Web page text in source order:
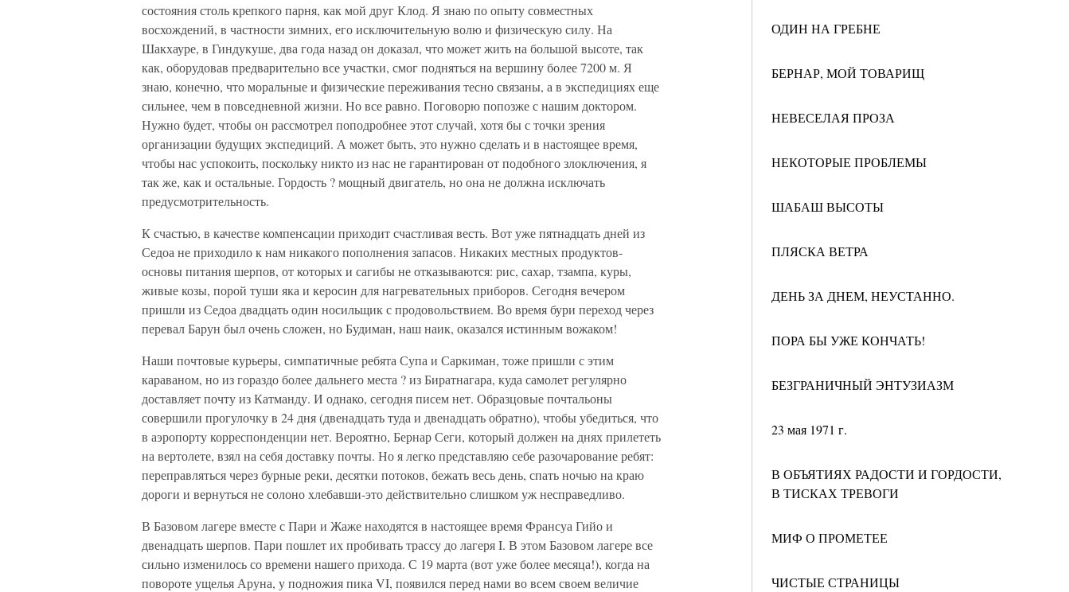
ОДИН НА ГРЕБНЕ
БЕРНАР, МОЙ ТОВАРИЩ
НЕВЕСЕЛАЯ ПРОЗА
НЕКОТОРЫЕ ПРОБЛЕМЫ
ШАБАШ ВЫСОТЫ
ПЛЯСКА ВЕТРА
ДЕНЬ ЗА ДНЕМ, НЕУСТАННО.
ПОРА БЫ УЖЕ КОНЧАТЬ!
БЕЗГРАНИЧНЫЙ ЭНТУЗИАЗМ
23 мая 1971 г.
В ОБЪЯТИЯХ РАДОСТИ И ГОРДОСТИ,
В ТИСКАХ ТРЕВОГИ
МИФ О ПРОМЕТЕЕ
ЧИСТЫЕ СТРАНИЦЫ
состояния столь крепкого парня, как мой друг Клод. Я знаю по опыту совместных
восхождений, в частности зимних, его исключительную волю и физическую силу. На
Шакхауре, в Гиндукуше, два года назад он доказал, что может жить на большой высоте, так
как, оборудовав предварительно все участки, смог подняться на вершину более 7200 м. Я
знаю, конечно, что моральные и физические переживания тесно связаны, а в экспедициях еще
сильнее, чем в повседневной жизни. Но все равно. Поговорю попозже с нашим доктором.
Нужно будет, чтобы он рассмотрел поподробнее этот случай, хотя бы с точки зрения
организации будущих экспедиций. А может быть, это нужно сделать и в настоящее время,
чтобы нас успокоить, поскольку никто из нас не гарантирован от подобного злоключения, я
так же, как и остальные. Гордость ? мощный двигатель, но она не должна исключать
предусмотрительность.
К счастью, в качестве компенсации приходит счастливая весть. Вот уже пятнадцать дней из
Седоа не приходило к нам никакого пополнения запасов. Никаких местных продуктов-
основы питания шерпов, от которых и сагибы не отказываются: рис, сахар, тзампа, куры,
живые козы, порой туши яка и керосин для нагревательных приборов. Сегодня вечером
пришли из Седоа двадцать один носильщик с продовольствием. Во время бури переход через
перевал Барун был очень сложен, но Будиман, наш наик, оказался истинным вожаком!
Наши почтовые курьеры, симпатичные ребята Супа и Саркиман, тоже пришли с этим
караваном, но из гораздо более дальнего места ? из Биратнагара, куда самолет регулярно
доставляет почту из Катманду. И однако, сегодня писем нет. Образцовые почтальоны
совершили прогулочку в 24 дня (двенадцать туда и двенадцать обратно), чтобы убедиться, что
в аэропорту корреспонденции нет. Вероятно, Бернар Сеги, который должен на днях прилететь
на вертолете, взял на себя доставку почты. Но я легко представляю себе разочарование ребят:
переправляться через бурные реки, десятки потоков, бежать весь день, спать ночью на краю
дороги и вернуться не солоно хлебавши-это действительно слишком уж несправедливо.
В Базовом лагере вместе с Пари и Жаже находятся в настоящее время Франсуа Гийо и
двенадцать шерпов. Пари пошлет их пробивать трассу до лагеря I. В этом Базовом лагере все
сильно изменилось со времени нашего прихода. С 19 марта (вот уже более месяца!), когда на
повороте ущелья Аруна, у подножия пика VI, появился перед нами во всем своем величие